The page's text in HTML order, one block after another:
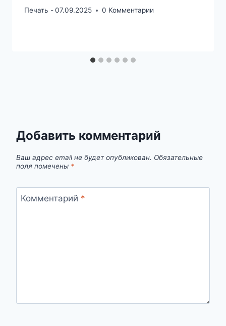
Печать -07.09.2025 0 Комментарии
Добавить комментарий
Ваш адрес email не будет опубликован. Обязательные
поля помечены *
Комментарий *